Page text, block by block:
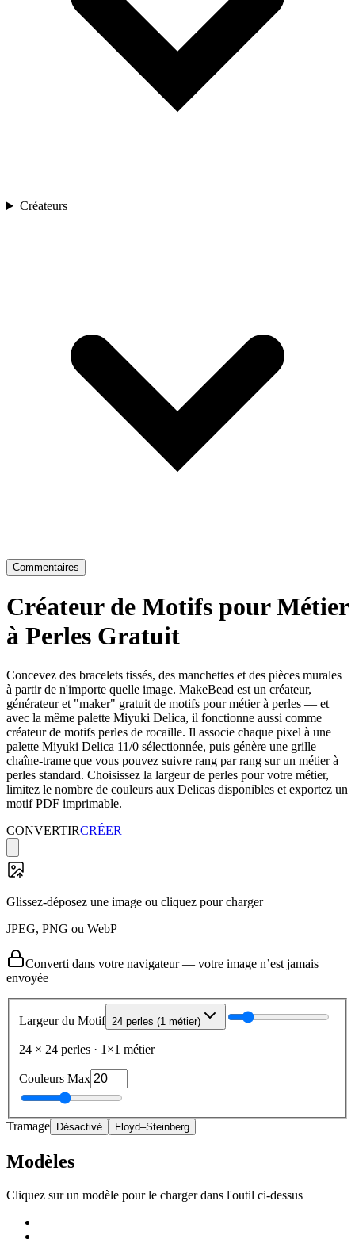
Créateurs
Commentaires
Créateur de Motifs pour Métier
à Perles Gratuit
Concevez des bracelets tissés, des manchettes et des pièces murales
à partir de n'importe quelle image. MakeBead est un créateur,
générateur et "maker" gratuit de motifs pour métier à perles — et
avec la même palette Miyuki Delica, il fonctionne aussi comme
créateur de motifs perles de rocaille. Il associe chaque pixel à une
palette Miyuki Delica 11/0 sélectionnée, puis génère une grille
chaîne-trame que vous pouvez suivre rang par rang sur un métier à
perles standard. Choisissez la largeur de perles pour votre métier,
limitez le nombre de couleurs aux Delicas disponibles et exportez un
motif PDF imprimable.
CONVERTIRCRÉER
Glissez-déposez une image ou cliquez pour charger
JPEG, PNG ou WebP
Converti dans votre navigateur — votre image n’est jamais
envoyée
Largeur du Motif 24 perles (1 métier)
24 × 24 perles · 1×1 métier
Couleurs Max
Tramage Désactivé Floyd–Steinberg
Modèles
Cliquez sur un modèle pour le charger dans l'outil ci-dessus